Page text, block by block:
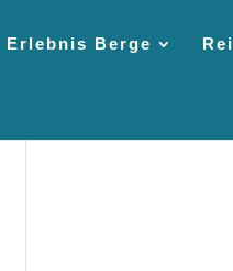
Erlebnis Berge